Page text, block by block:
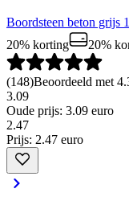
Boordsteen beton grijs
20% korting
20%
(148)Beoordeeld met
3.09
Oude prijs: 3.09 euro
2.47
Prijs: 2.47 euro